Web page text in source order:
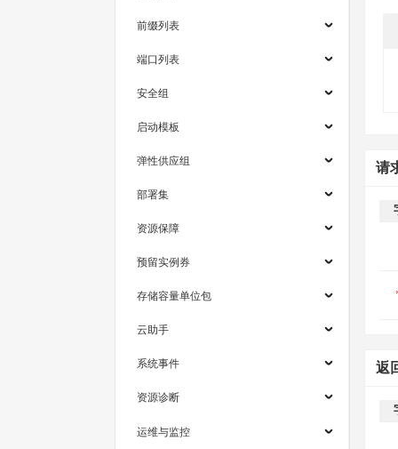
前缀列表
端口列表
安全组
启动模板
弹性供应组
部署集
资源保障
预留实例券
存储容量单位包
云助手
系统事件
资源诊断
运维与监控
请
返